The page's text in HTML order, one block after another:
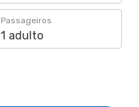
Passageiros
1 adulto